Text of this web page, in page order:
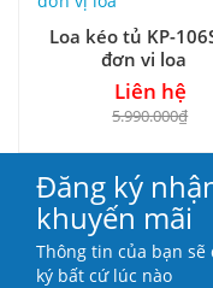
Loa kéo tủ KP-
đơn vị loa
Liên hệ
5.990.000₫
Đăng ký
khuyến mãi
Thông tin của bạn
ký bất cứ lúc nào